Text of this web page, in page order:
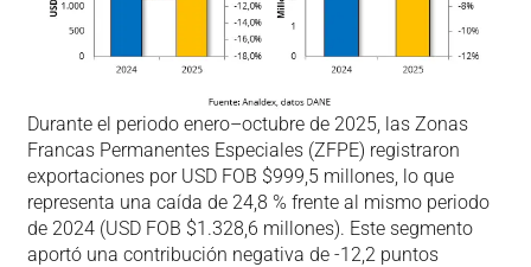
Durante el periodo enero–octubre de 2025, las Zonas
Francas Permanentes Especiales (ZFPE) registraron
exportaciones por USD FOB $999,5 millones, lo que
representa una caída de 24,8 % frente al mismo periodo
de 2024 (USD FOB $1.328,6 millones). Este segmento
aportó una contribución negativa de -12,2 puntos